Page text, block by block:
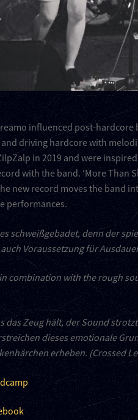
influenced post-
and driving hardcore with
in 2019 and were
with the band. ‘More Than
new record moves the
performances.
schweißgebadet, denn der
Voraussetzung für
combination with the rough
das Zeug hält, der Sound
dieses emotionale
erheben. (Crossed